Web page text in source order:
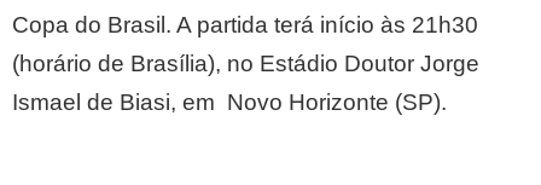
Copa do Brasil. A partida terá início às 21h30
(horário de Brasília), no Estádio Doutor Jorge
Ismael de Biasi, em Novo Horizonte (SP).